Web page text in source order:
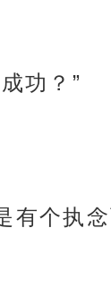
功？”
有个执